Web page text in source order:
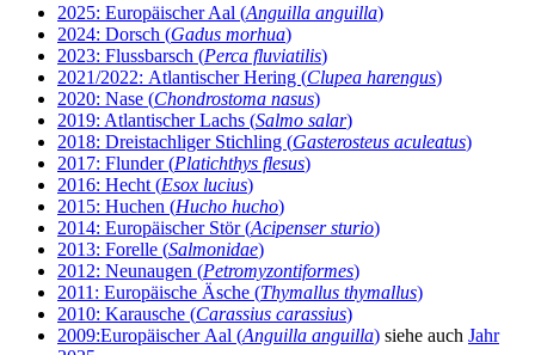
2025: Europäischer Aal (Anguilla anguilla)
2024: Dorsch (Gadus morhua)
2023: Flussbarsch (Perca fluviatilis)
2021/2022: Atlantischer Hering (Clupea harengus)
2020: Nase (Chondrostoma nasus)
2019: Atlantischer Lachs (Salmo salar)
2018: Dreistachliger Stichling (Gasterosteus aculeatus)
2017: Flunder (Platichthys flesus)
2016: Hecht (Esox lucius)
2015: Huchen (Hucho hucho)
2014: Europäischer Stör (Acipenser sturio)
2013: Forelle (Salmonidae)
2012: Neunaugen (Petromyzontiformes)
2011: Europäische Äsche (Thymallus thymallus)
2010: Karausche (Carassius carassius)
2009:Europäischer Aal (Anguilla anguilla) siehe auch Jahr